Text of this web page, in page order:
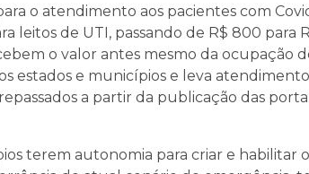
o atendimento aos pacientes com
leitos de UTI, passando de R$ 800 para
o valor antes mesmo da ocupação
estados e municípios e leva
a partir da publicação das
terem autonomia para criar e habilitar